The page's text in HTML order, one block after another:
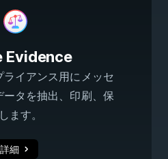
Evidence
イアンス用にメッセ
タを抽出、印刷、保
ます。
詳細